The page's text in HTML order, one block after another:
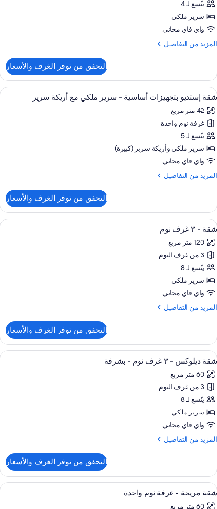
ديلوكس
-
سرير
ملكي
-
يتّسع لـ 4
سرير ملكي
واي فاي مجاني
المزيد من التفاصيل
المزيد
شقة
ديلوكس
-
ملكي
بشرفة
التحقق من توفر الغرف والأسعار
استعراض
جميع
صور
شقة
إستديو
بتجهيزات
أساسية
-
سرير
أريكة
سرير
أغطية فراش متميزة وخزنة داخل
8
شقة إستديو بتجهيزات أساسية - سرير ملكي مع أريكة سرير
42 متر مربع
غرفة نوم واحدة
يتّسع لـ 5
سرير ملكي‫‬ وأريكة سرير (كبيرة)
واي فاي مجاني
المزيد من التفاصيل
المزيد
شقة
إستديو
بتجهيزات
سرير
ملكي
مع
أريكة
سرير
التحقق من توفر الغرف والأسعار
استعراض
جميع
صور
شقة
-
٣
غرف
نوم
أغطية فراش متميزة وخزنة داخل
8
شقة - ٣ غرف نوم
120 متر مربع
3 من غرف النوم
يتّسع لـ 8
سرير ملكي
واي فاي مجاني
المزيد من التفاصيل
المزيد
شقة
٣
نوم
التحقق من توفر الغرف والأسعار
استعراض
جميع
صور
شقة
ديلوكس
-
٣
غرف
نوم
أغطية فراش متميزة وخزنة داخل
14
شقة ديلوكس - ٣ غرف نوم - بشرفة
60 متر مربع
3 من غرف النوم
يتّسع لـ 8
سرير ملكي
واي فاي مجاني
المزيد من التفاصيل
المزيد
شقة
ديلوكس
-
التحقق من توفر الغرف والأسعار
استعراض
جميع
أغطية فراش متميزة وخزنة داخل
16
شقة مريحة - غرفة نوم واحدة
60 متر مربع